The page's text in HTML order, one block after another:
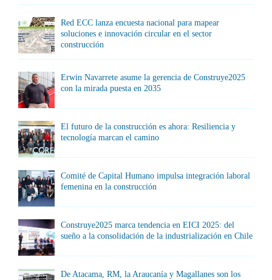
Red ECC lanza encuesta nacional para mapear
soluciones e innovación circular en el sector
construcción
Erwin Navarrete asume la gerencia de Construye2025
con la mirada puesta en 2035
El futuro de la construcción es ahora: Resiliencia y
tecnología marcan el camino
Comité de Capital Humano impulsa integración laboral
femenina en la construcción
Construye2025 marca tendencia en EICI 2025: del
sueño a la consolidación de la industrialización en Chile
De Atacama, RM, la Araucanía y Magallanes son los